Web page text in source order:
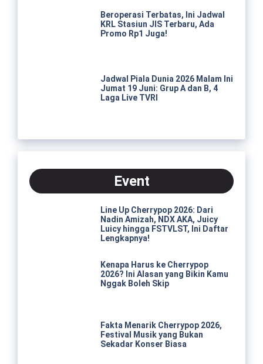
Beroperasi Terbatas, Ini Jadwal
KRL Stasiun JIS Terbaru, Ada
Promo Rp1 Juga!
Jadwal Piala Dunia 2026 Malam Ini
Jumat 19 Juni: Grup A dan B, 4
Laga Live TVRI
Event
Line Up Cherrypop 2026: Dari
Nadin Amizah, NDX AKA, Juicy
Luicy hingga FSTVLST, Ini Daftar
Lengkapnya!
Kenapa Harus ke Cherrypop
2026? Ini Alasan yang Bikin Kamu
Nggak Boleh Skip
Fakta Menarik Cherrypop 2026,
Festival Musik yang Bukan
Sekadar Konser Biasa